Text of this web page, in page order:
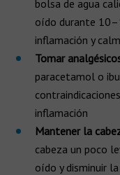
bolsa de agua
oído durante
inflamación y
Tomar
paracetamol o
inflamación
Mantener la
cabeza un poco
oído y disminuir